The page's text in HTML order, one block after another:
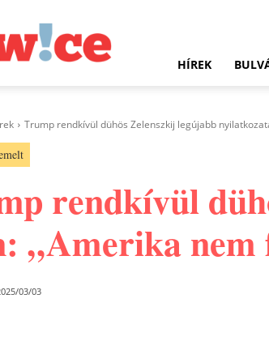
HÍREK
Trump rendkívül dühös Zelenszkij legújabb
rendkívül
„Amerika
03/03